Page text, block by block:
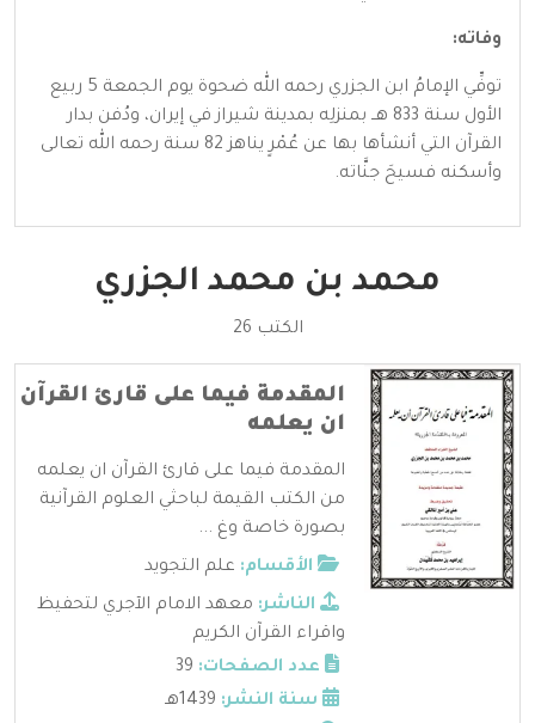
وفاته:
توفِّي الإمامُ ابن الجزري رحمه الله ضحوة يوم الجمعة 5 ربيع
الأول سنة 833 هــ بمنزلِه بمدينة شيراز في إيران، ودُفن بدار
القرآن التي أنشأها بها عن عُمْرٍ يناهز 82 سنة رحمه الله تعالى
وأسكنه فسيحَ جنَّاته.
محمد بن محمد الجزري
الكتب 26
المقدمة فيما على قارئ القرآن
ان يعلمه
المقدمة فيما على قارئ القرآن ان يعلمه
من الكتب القيمة لباحثي العلوم القرآنية
بصورة خاصة وغ ...
الأقسام: علم التجويد
الناشر: معهد الامام الآجري لتحفيظ
واقراء القرآن الكريم
عدد الصفحات:
سنة النشر: